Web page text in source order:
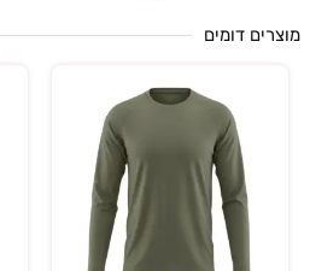
דומים